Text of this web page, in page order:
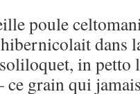
poule
dans
in petto
grain qui